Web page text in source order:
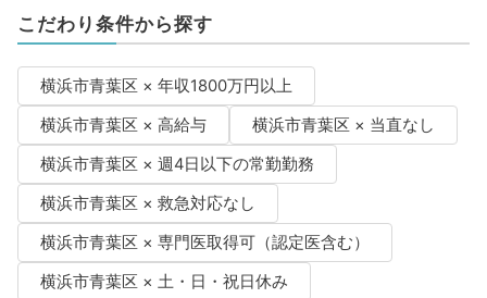
こだわり条件から探す
横浜市青葉区 × 年収1800万円以上
横浜市青葉区 × 高給与
横浜市青葉区 × 当直なし
横浜市青葉区 × 週4日以下の常勤勤務
横浜市青葉区 × 救急対応なし
横浜市青葉区 × 専門医取得可（認定医含む）
横浜市青葉区 × 土・日・祝日休み